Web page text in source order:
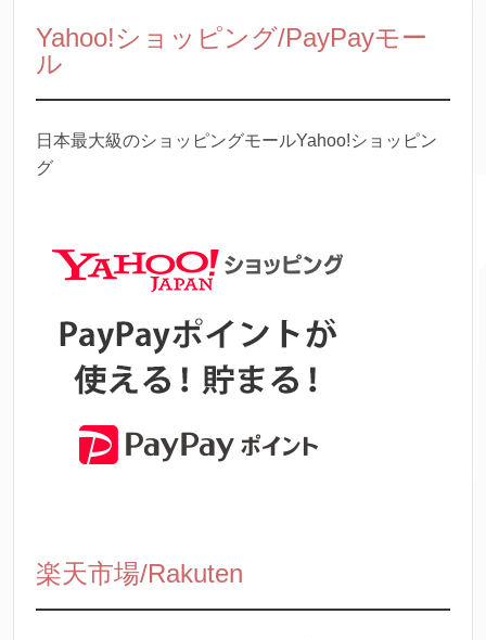
Yahoo!ショッピング/PayPayモー
ル
日本最大級のショッピングモールYahoo!ショッピン
グ
楽天市場/Rakuten